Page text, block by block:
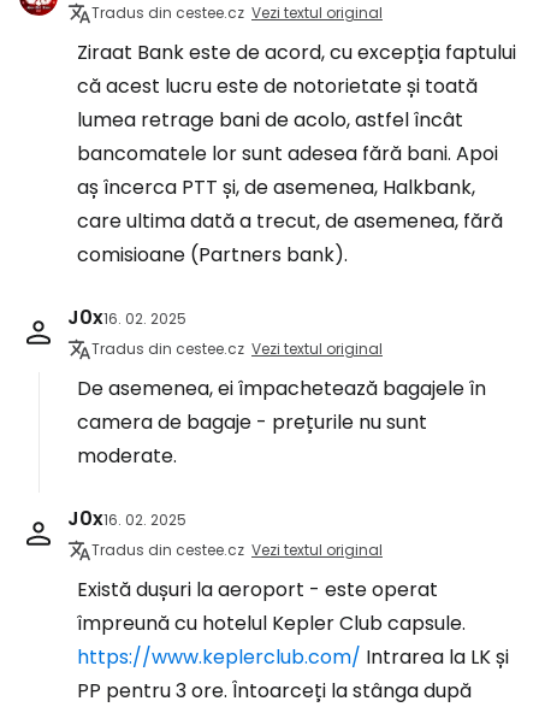
Tradus din cestee.cz Vezi textul original
Ziraat Bank este de acord, cu excepția faptului
că acest lucru este de notorietate și toată
lumea retrage bani de acolo, astfel încât
bancomatele lor sunt adesea fără bani. Apoi
aș încerca PTT și, de asemenea, Halkbank,
care ultima dată a trecut, de asemenea, fără
comisioane (Partners bank).
J0x16. 02. 2025
Tradus din cestee.cz Vezi textul original
De asemenea, ei împachetează bagajele în
camera de bagaje - prețurile nu sunt
moderate.
J0x16. 02. 2025
Tradus din cestee.cz Vezi textul original
Există dușuri la aeroport - este operat
împreună cu hotelul Kepler Club capsule.
https://www.keplerclub.com/ Intrarea la LK și
PP pentru 3 ore. Întoarceți la stânga după